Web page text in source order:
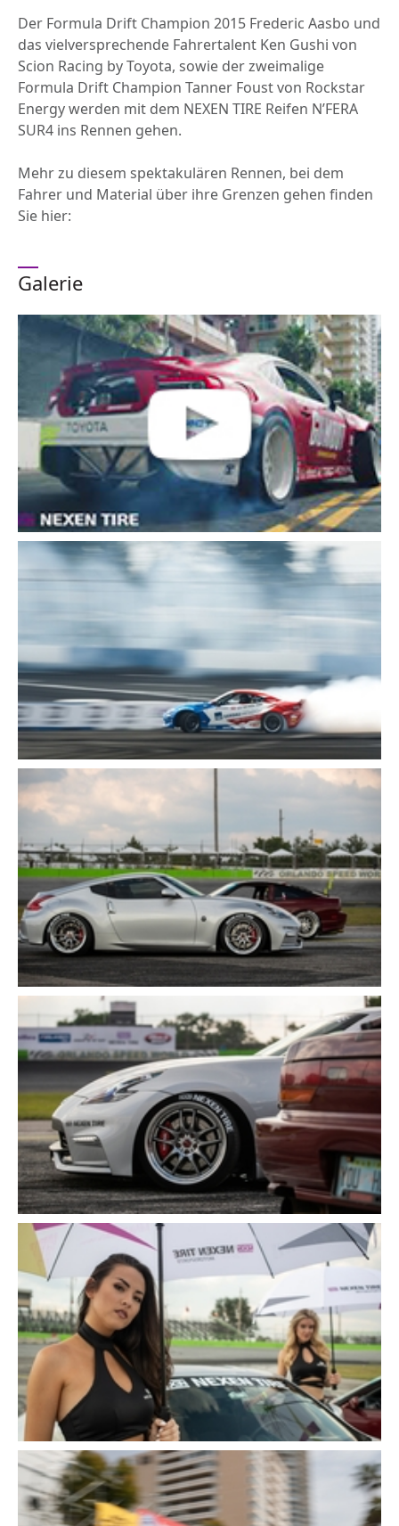
Der Formula Drift Champion 2015 Frederic Aasbo und
das vielversprechende Fahrertalent Ken Gushi von
Scion Racing by Toyota, sowie der zweimalige
Formula Drift Champion Tanner Foust von Rockstar
Energy werden mit dem NEXEN TIRE Reifen N’FERA
SUR4 ins Rennen gehen.
Mehr zu diesem spektakulären Rennen, bei dem
Fahrer und Material über ihre Grenzen gehen finden
Sie hier:
Galerie
Schließen
Schließen
Schließen
Schließen